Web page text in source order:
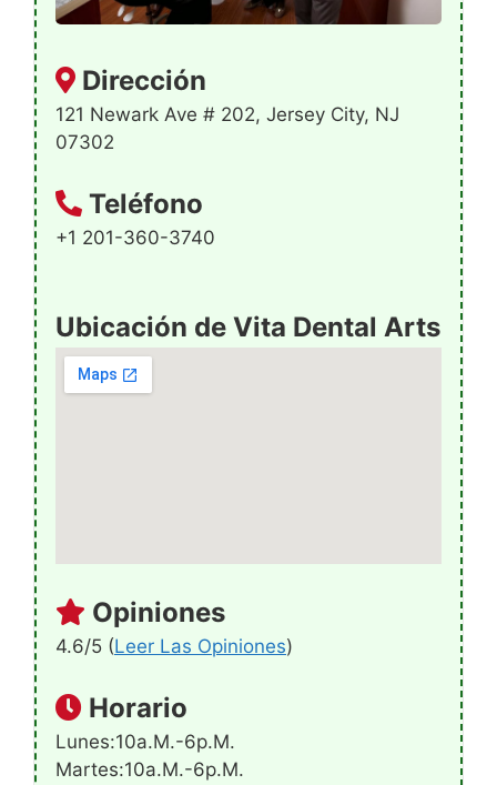
Dirección
121 Newark Ave # 202, Jersey City, NJ
07302
Teléfono
+1 201-360-3740
Ubicación de Vita Dental Arts
Opiniones
4.6/5 (Leer Las Opiniones)
Horario
Lunes:10a.m.-6p.m.
Martes:10a.m.-6p.m.